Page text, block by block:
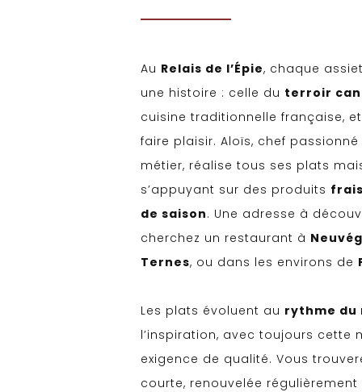
Au Relais de l’Épie, chaque
une histoire : celle du terroir
cuisine traditionnelle française,
faire plaisir. Aloïs, chef
métier, réalise tous ses plats
s’appuyant sur des produits
de saison. Une adresse à
cherchez un restaurant à
Ternes, ou dans les environs de
Les plats évoluent au rythme du
l’inspiration, avec toujours cette
exigence de qualité. Vous
courte, renouvelée régulièrement